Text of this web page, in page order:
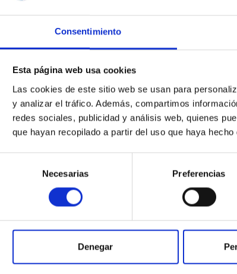
Consentimiento
Esta página web usa cookies
Las cookies de este sitio web se usan para
y analizar el tráfico. Además, compartimos
redes sociales, publicidad y análisis web, quienes
que hayan recopilado a partir del uso que haya
consentimiento
Necesarias Preferencias
Denegar
and Photometric Baseline of
curve and Fourier baseline model for the Jupiter
UT with the Two-meter Twin Telescope (TTT).
5 2026
Galactic Nuclei on Habitable
black hole (SMBH) activity on